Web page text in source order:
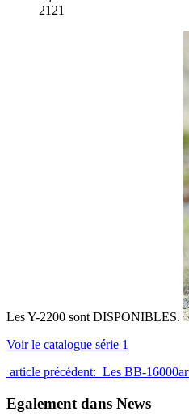
2121
Les Y-2200 sont DISPONIBLES.
Voir le catalogue série 1
article précédent: Les BB-16000
Egalement dans News